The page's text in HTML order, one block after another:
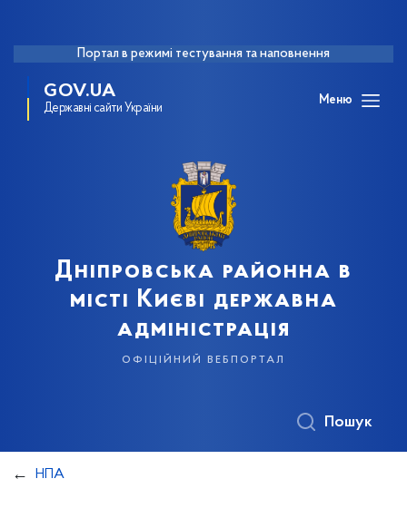
Портал в режимі тестування та наповнення
GOV.UA
Державні сайти України
Меню
Дніпровська районна в
місті Києві державна
адміністрація
офіційний вебпортал
Пошук
НПА